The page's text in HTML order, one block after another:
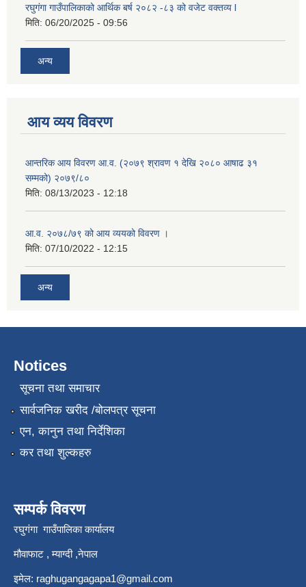
रघुगंगा गाउँपालिकाको आर्थिक बर्ष २०८२ -८३ को वजेट वक्तव्य l
मिति: 06/20/2025 - 09:56
अन्य
आय व्यय विवरण
आन्तरिक आय विवरण आ.व. (२०७९ श्रावण १ देखि २०८० आषाढ ३१
सम्मको) २०७९/८०
मिति: 08/13/2023 - 12:18
आ.व. २०७८/७९ को आय व्ययको विवरण ।
मिति: 07/10/2022 - 12:15
अन्य
Notices
सूचना तथा समाचार
सार्वजनिक खरीद /बोलपत्र सूचना
एन, कानुन तथा निर्देशिका
कर तथा शुल्कहरु
सम्पर्क विवरण
रघुगंगा गाउँपालिका कार्यालय
मौवाफाट , म्याग्दी ,नेपाल
इमेल: raghugangagapa1@gmail.com